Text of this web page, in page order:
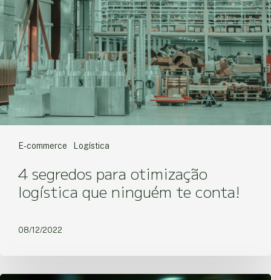
E-commerce Logística
4 segredos para otimização
logística que ninguém te conta!
08/12/2022